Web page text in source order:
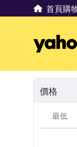
首頁購
價格